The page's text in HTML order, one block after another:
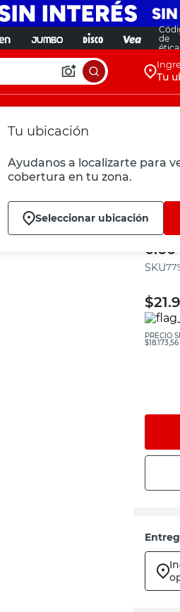
de
ética
Tu
Tu ubicación
Ayudanos a localizarte para
cobertura en tu zona.
Seleccionar ubicación
0.60
:
$
PRECIO
$18.173,56